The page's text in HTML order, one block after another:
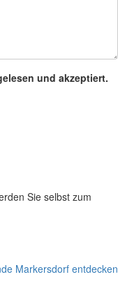
und akzeptiert.
Sie selbst zum